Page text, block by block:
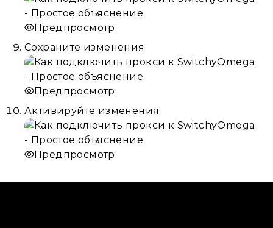
Предпросмотр
Сохраните изменения.
Предпросмотр
Активируйте изменения.
Предпросмотр